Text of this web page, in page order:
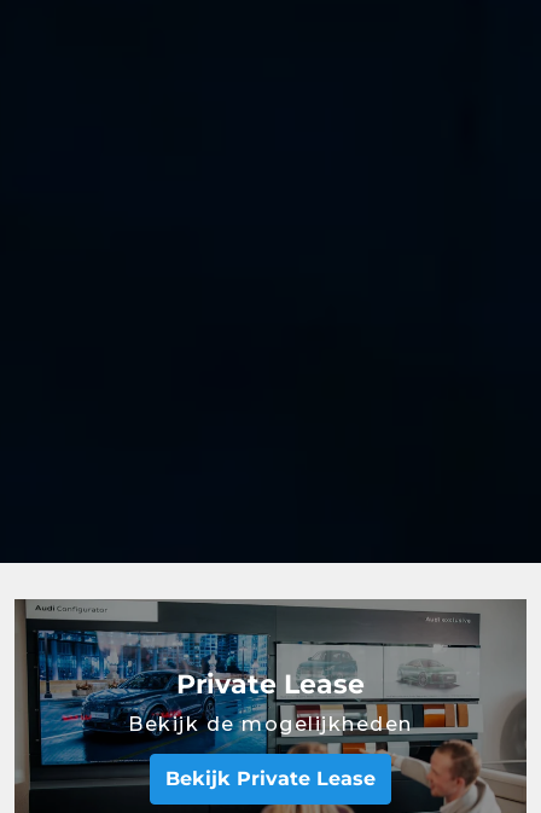
Private Lease
Bekijk de mogelijkheden
Bekijk Private Lease